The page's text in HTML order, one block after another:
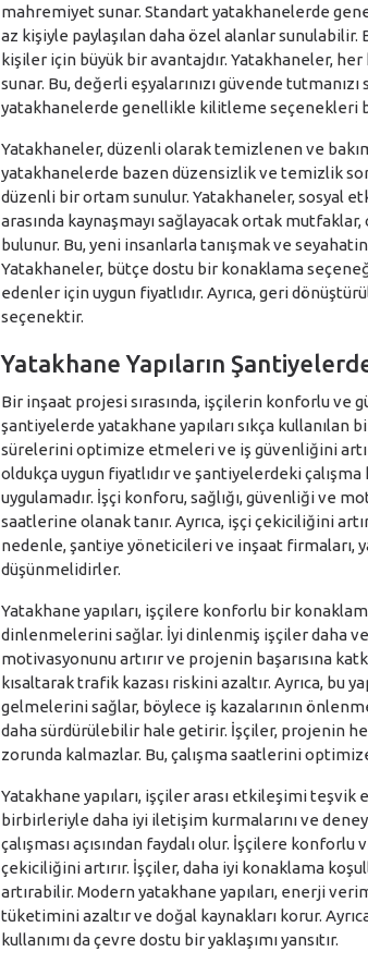
mahremiyet sunar. Standart yatakhanelerde
az kişiyle paylaşılan daha özel alanlar
kişiler için büyük bir avantajdır. Yatakhaneler,
sunar. Bu, değerli eşyalarınızı güvende
yatakhanelerde genellikle kilitleme seçenekleri
Yatakhaneler, düzenli olarak temizlenen ve
yatakhanelerde bazen düzensizlik ve temizlik
düzenli bir ortam sunulur. Yatakhaneler, sosyal
arasında kaynaşmayı sağlayacak ortak
bulunur. Bu, yeni insanlarla tanışmak ve
Yatakhaneler, bütçe dostu bir konaklama
edenler için uygun fiyatlıdır. Ayrıca, geri
seçenektir.
Yatakhane Yapıların
Bir inşaat projesi sırasında, işçilerin konforlu ve
şantiyelerde yatakhane yapıları sıkça kullanılan
sürelerini optimize etmeleri ve iş güvenliğini
oldukça uygun fiyatlıdır ve şantiyelerdeki
uygulamadır. İşçi konforu, sağlığı, güvenliği ve
saatlerine olanak tanır. Ayrıca, işçi çekiciliğini
nedenle, şantiye yöneticileri ve inşaat firmaları,
düşünmelidirler.
Yatakhane yapıları, işçilere konforlu bir
dinlenmelerini sağlar. İyi dinlenmiş işçiler daha
motivasyonunu artırır ve projenin başarısına
kısaltarak trafik kazası riskini azaltır. Ayrıca,
gelmelerini sağlar, böylece iş kazalarının
daha sürdürülebilir hale getirir. İşçiler, projenin
zorunda kalmazlar. Bu, çalışma saatlerini
Yatakhane yapıları, işçiler arası etkileşimi
birbirleriyle daha iyi iletişim kurmalarını ve
çalışması açısından faydalı olur. İşçilere
çekiciliğini artırır. İşçiler, daha iyi konaklama
artırabilir. Modern yatakhane yapıları, enerji
tüketimini azaltır ve doğal kaynakları korur.
kullanımı da çevre dostu bir yaklaşımı yansıtır.